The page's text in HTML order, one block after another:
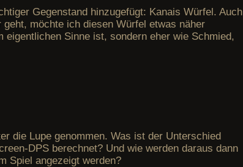
Gegenstand hinzugefügt: Kanais Würfel. Auch
möchte ich diesen Würfel etwas näher
Sinne ist, sondern eher wie Schmied,
die Lupe genommen. Was ist der Unterschied
DPS berechnet? Und wie werden daraus dann
Spiel angezeigt werden?